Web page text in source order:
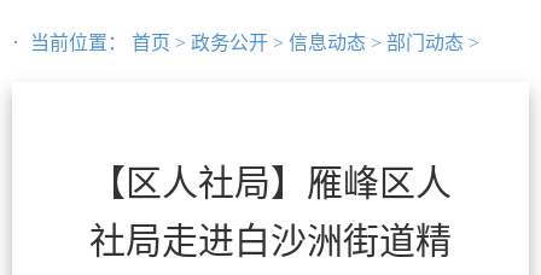
当前位置： 首页 > 政务公开 > 信息动态 > 部门动态 >
【区人社局】雁峰区人
社局走进白沙洲街道精